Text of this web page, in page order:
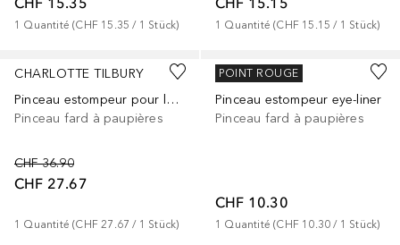
1 Quantité (CHF 15.35 / 1 Stück) 1 Quantité (CHF 15.15 / 1 Stück)
CHARLOTTE TILBURY
Pinceau estompeur pour les yeux
Pinceau fard à paupières
CHF 36.90
CHF 27.67
1 Quantité (CHF 27.67 / 1 Stück)
LILY LOLO
Pinceau estompeur eye-liner
Pinceau fard à paupières
CHF 10.30
1 Quantité (CHF 10.30 / 1 Stück)
POINT ROUGE